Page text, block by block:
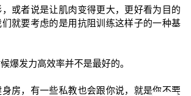
或者说是让肌肉变得更大，更好看为目的
就要考虑的是用抗阻训练这样子的一种基
爆发力高效率并不是最好的。
房，有一些私教也会跟你说，就是你不要